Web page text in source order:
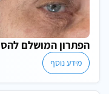
הפתרון המושלם
מידע נוסף